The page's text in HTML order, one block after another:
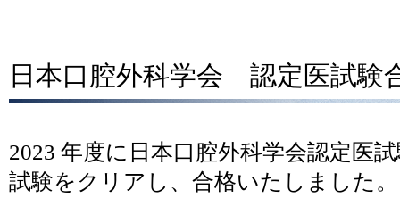
日本口腔外科学会 認定医試験
2023 年度に日本口腔外科学会認定医
試験をクリアし、合格いたしました。